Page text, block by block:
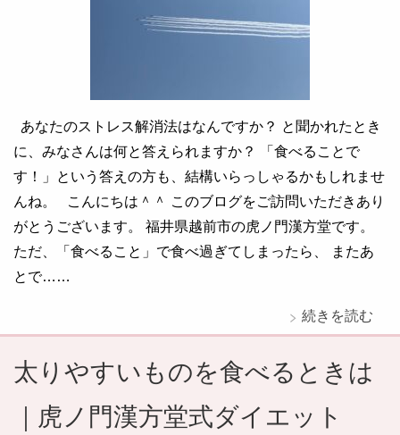
あなたのストレス解消法はなんですか？ と聞かれたとき
に、みなさんは何と答えられますか？ 「食べることで
す！」という答えの方も、結構いらっしゃるかもしれませ
んね。 こんにちは＾＾ このブログをご訪問いただきあり
がとうございます。 福井県越前市の虎ノ門漢方堂です。
ただ、「食べること」で食べ過ぎてしまったら、 またあ
とで……
続きを読む
太りやすいものを食べるときは
｜虎ノ門漢方堂式ダイエット